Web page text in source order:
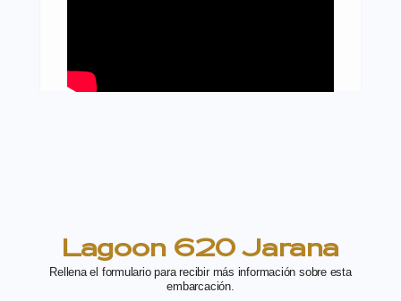
Lagoon 620 Jarana
Rellena el formulario para recibir más información sobre esta
embarcación.